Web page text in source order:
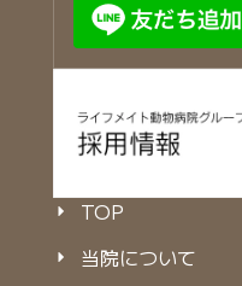
TOP
当院について